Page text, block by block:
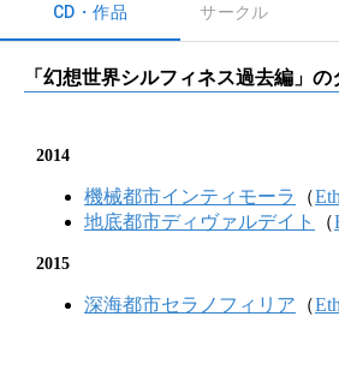
CD・作品 サークル
「 幻想世界シルフィネス過去編 」
2014
機械都市インティモーラ （
地底都市ディヴァルデイト
（
2015
深海都市セラノフィリア （